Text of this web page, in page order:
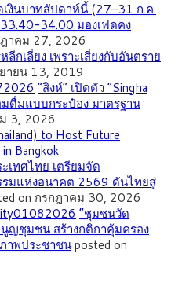
เงินบาทสัปดาห์นี้ (27–31 ก.ค.
34.00 มองเฟดคง
าคม 27, 2026
กเลี่ยง เพราะเสี่ยงกับอันตราย
ายน 13, 2019
“สิงห์” เปิดตัว “Singha
ดื่มแบบกระป๋อง มาตรฐาน
3, 2026
เทศไทย เตรียมจัด
มแห่งอนาคต 2569 ดันไทยสู่
on กรกฎาคม 30, 2026
”ชุมชนวัด
ญชุมชน สร้างกติกาคุ้มครอง
าพประชาชนposted on